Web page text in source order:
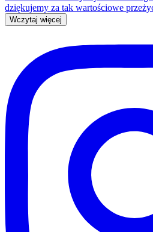
Wczytaj więcej